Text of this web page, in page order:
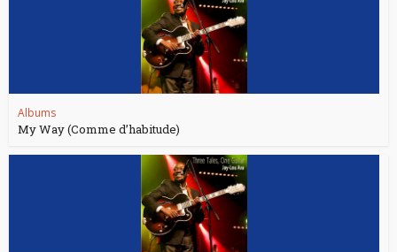
Albums
My Way (Comme d’habitude)